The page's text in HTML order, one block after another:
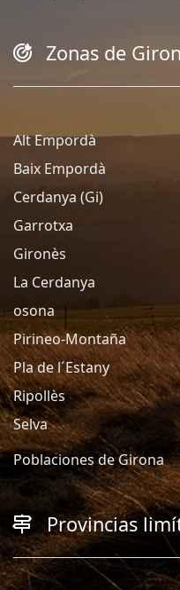
Zonas de
Alt Empordà
Baix Empordà
Cerdanya (Gi)
Garrotxa
Gironès
La Cerdanya
osona
Pirineo-Montaña
Pla de l´Estany
Ripollès
Selva
Poblaciones de Girona
Provincias